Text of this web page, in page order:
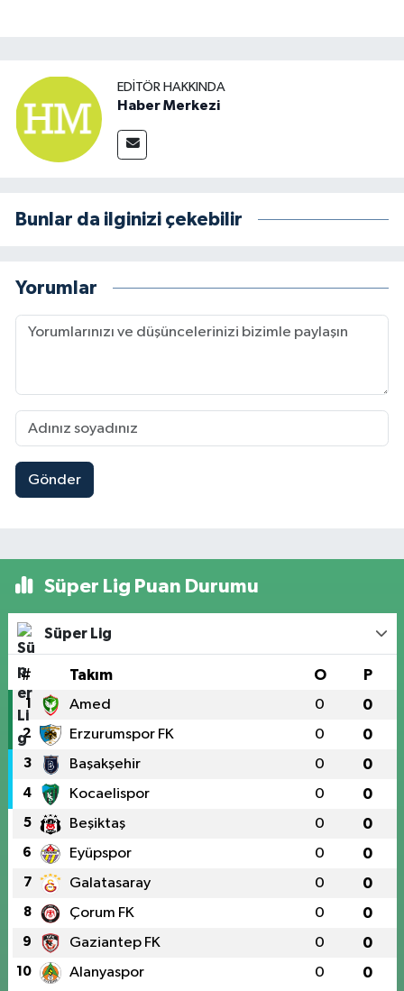
EDITÖR HAKKINDA
Haber Merkezi
Bunlar da ilginizi çekebilir
Yorumlar
Gönder
Süper Lig Puan Durumu
Süper Lig
# Takım O P
1 Amed 0 0
2 Erzurumspor FK 0 0
3 Başakşehir 0 0
4 Kocaelispor 0 0
5 Beşiktaş 0 0
6 Eyüpspor 0 0
7 Galatasaray 0 0
8 Çorum FK 0 0
9 Gaziantep FK 0 0
10 Alanyaspor 0 0